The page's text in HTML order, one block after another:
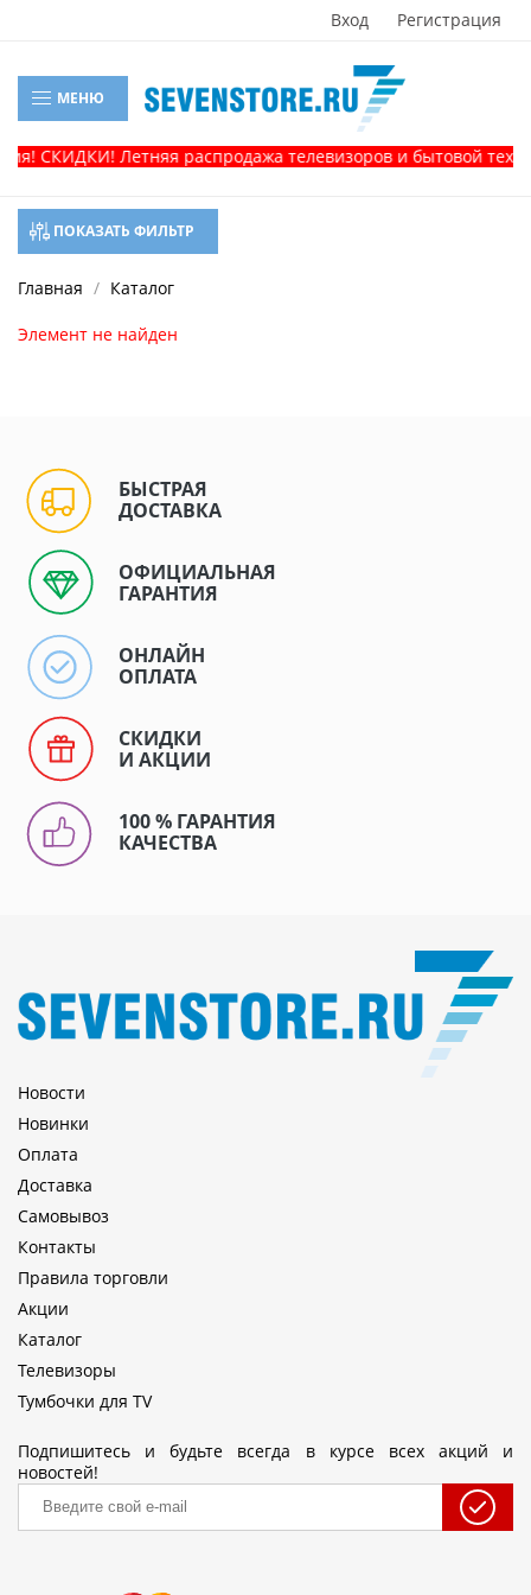
Вход Регистрация
МЕНЮ
СКИДКИ! Летняя распродажа телевизоров и бытовой
ПОКАЗАТЬ ФИЛЬТР
Главная Каталог
Элемент не найден
БЫСТРАЯ
ДОСТАВКА
ОФИЦИАЛЬНАЯ
ГАРАНТИЯ
ОНЛАЙН
ОПЛАТА
СКИДКИ
И АКЦИИ
100 % ГАРАНТИЯ
КАЧЕСТВА
Новости
Новинки
Оплата
Доставка
Самовывоз
Контакты
Правила торговли
Акции
Каталог
Телевизоры
Тумбочки для TV
Подпишитесь и будьте всегда в курсе всех акций и
новостей!